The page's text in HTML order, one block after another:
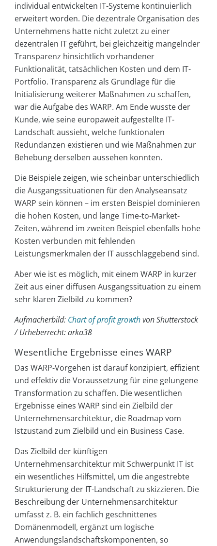
individual entwickelten IT-Systeme kontinuierlich
erweitert worden. Die dezentrale Organisation des
Unternehmens hatte nicht zuletzt zu einer
dezentralen IT geführt, bei gleichzeitig mangelnder
Transparenz hinsichtlich vorhandener
Funktionalität, tatsächlichen Kosten und dem IT-
Portfolio. Transparenz als Grundlage für die
Initialisierung weiterer Maßnahmen zu schaffen,
war die Aufgabe des WARP. Am Ende wusste der
Kunde, wie seine europaweit aufgestellte IT-
Landschaft aussieht, welche funktionalen
Redundanzen existieren und wie Maßnahmen zur
Behebung derselben aussehen konnten.
Die Beispiele zeigen, wie scheinbar unterschiedlich
die Ausgangssituationen für den Analyseansatz
WARP sein können – im ersten Beispiel dominieren
die hohen Kosten, und lange Time-to-Market-
Zeiten, während im zweiten Beispiel ebenfalls hohe
Kosten verbunden mit fehlenden
Leistungsmerkmalen der IT ausschlaggebend sind.
Aber wie ist es möglich, mit einem WARP in kurzer
Zeit aus einer diffusen Ausgangssituation zu einem
sehr klaren Zielbild zu kommen?
Aufmacherbild: Chart of profit growthvon Shutterstock
/ Urheberrecht: arka38
Wesentliche Ergebnisse eines WARP
Das WARP-Vorgehen ist darauf konzipiert, effizient
und effektiv die Voraussetzung für eine gelungene
Transformation zu schaffen. Die wesentlichen
Ergebnisse eines WARP sind ein Zielbild der
Unternehmensarchitektur, die Roadmap vom
Istzustand zum Zielbild und ein Business Case.
Das Zielbild der künftigen
Unternehmensarchitektur mit Schwerpunkt IT ist
ein wesentliches Hilfsmittel, um die angestrebte
Strukturierung der IT-Landschaft zu skizzieren. Die
Beschreibung der Unternehmensarchitektur
umfasst z. B. ein fachlich geschnittenes
Domänenmodell, ergänzt um logische
Anwendungslandschaftskomponenten, so